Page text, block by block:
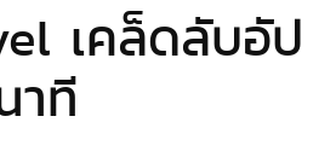
เคล็ดลับอัป
าที